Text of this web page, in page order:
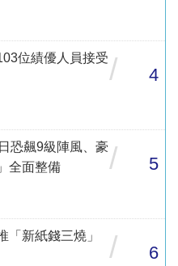
位績優人員接受/ 4
恐飆9級陣風、豪
全面整備
/ 5
新紙錢三燒」
/ 6